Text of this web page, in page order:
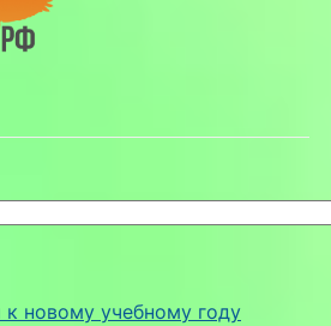
новому учебному году